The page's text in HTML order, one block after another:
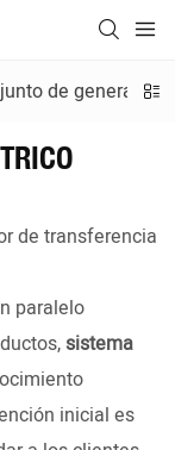
de
de transferencia
paralelo
sistema
inicial es